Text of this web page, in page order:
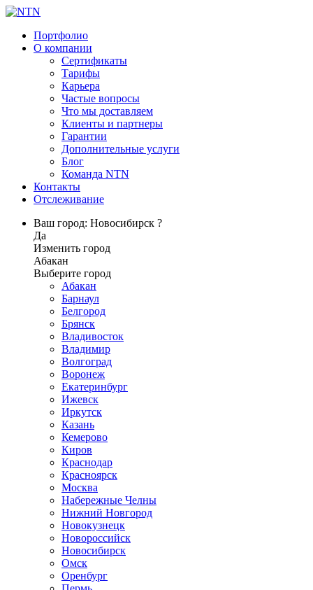
Портфолио
О компании
Сертификаты
Тарифы
Карьера
Частые вопросы
Что мы доставляем
Клиенты и партнеры
Гарантии
Дополнительные услуги
Блог
Команда NTN
Контакты
Отслеживание
Ваш город: Новосибирск ?
Да
Изменить город
Абакан
Выберите город
Абакан
Барнаул
Белгород
Брянск
Владивосток
Владимир
Волгоград
Воронеж
Екатеринбург
Ижевск
Иркутск
Казань
Кемерово
Киров
Краснодар
Красноярск
Москва
Набережные Челны
Нижний Новгород
Новокузнецк
Новороссийск
Новосибирск
Омск
Оренбург